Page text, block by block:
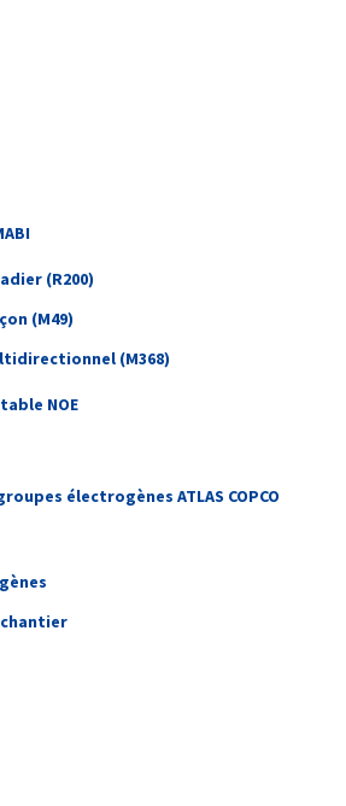
(R200)
(M49)
(M368)
NOE
électrogènes ATLAS COPCO